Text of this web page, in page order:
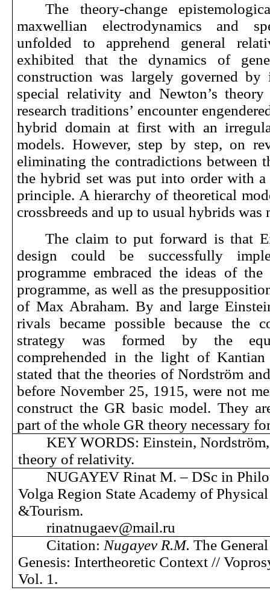
The theory-change
maxwellian electrodynamics and
unfolded to apprehend general
exhibited that the dynamics of
construction was largely governed by
special relativity and Newton’s
research traditions’ encounter
hybrid domain at first with an
models. However, step by step, on
eliminating the contradictions between
the hybrid set was put into order with
principle. A hierarchy of theoretical
crossbreeds and up to usual hybrids was
The claim to put forward is that
design could be successfully
programme embraced the ideas of the
programme, as well as the
of Max Abraham. By and large
rivals became possible because the
strategy was formed by the
comprehended in the light of
stated that the theories of Nordström
before November 25, 1915, were not
construct the GR basic model. They
part of the whole GR theory necessary
KEY WORDS: Einstein,
theory of relativity.
NUGAYEV Rinat M. – DSc in
Volga Region State Academy of
&Tourism.
rinatnugaev@mail.ru
Citation:Nugayev R.M. The
Genesis: Intertheoretic Context //
Vol. 1.